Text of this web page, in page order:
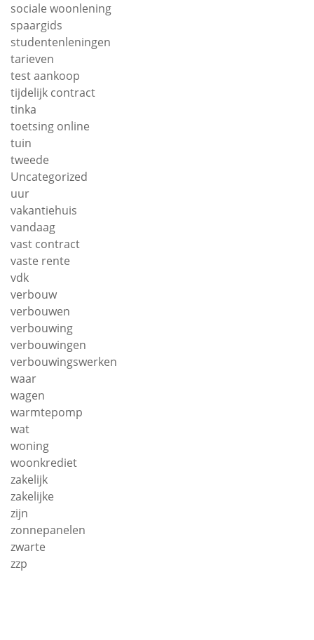
sociale woonlening
spaargids
studentenleningen
tarieven
test aankoop
tijdelijk contract
tinka
toetsing online
tuin
tweede
Uncategorized
uur
vakantiehuis
vandaag
vast contract
vaste rente
vdk
verbouw
verbouwen
verbouwing
verbouwingen
verbouwingswerken
waar
wagen
warmtepomp
wat
woning
woonkrediet
zakelijk
zakelijke
zijn
zonnepanelen
zwarte
zzp